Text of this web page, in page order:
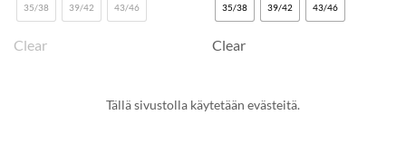
35/38 39/42 43/46
Clear
35/38 39/42 43/46
Clear
Tällä sivustolla käytetään evästeitä.